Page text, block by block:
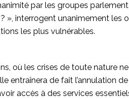
par les groupes
interrogent unanimement les
les plus vulnérables.
où les crises de toute nature
entraînera de fait l’annulation
accès à des services